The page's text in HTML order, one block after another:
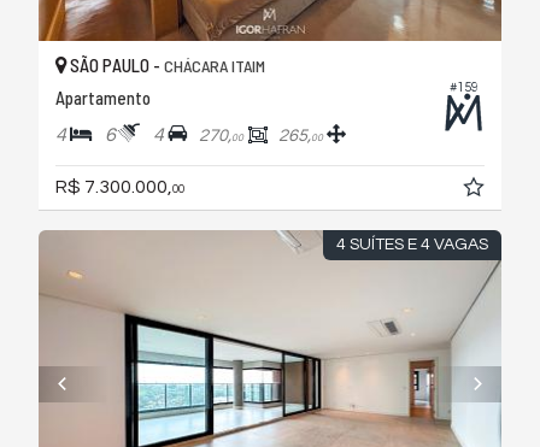
#159
SÃO PAULO - CHÁCARA ITAIM
Apartamento
4 6 4 270,00 265,00
R$ 7.300.000, 00
4 SUÍTES E 4 VAGAS